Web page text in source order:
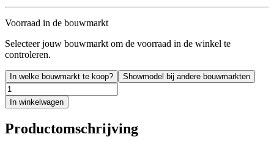
Voorraad in de bouwmarkt
Selecteer jouw bouwmarkt om de voorraad in de winkel te
controleren.
In welke bouwmarkt te koop? Showmodel bij andere bouwmarkten
In winkelwagen
Productomschrijving